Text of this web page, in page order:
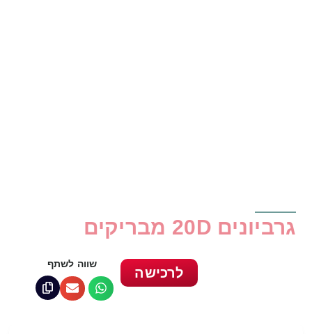
גרביונים 20D מבריקים
שווה לשתף
לרכישה